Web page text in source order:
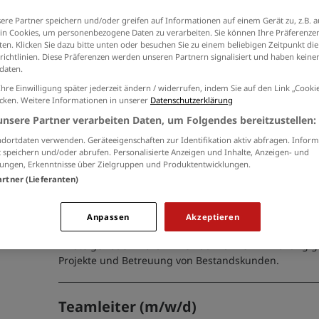
Ich willige in die Verarbeitung meiner Daten
derDatenschutzinformationenein.
Leider ergab die Suchanfrage keine passenden
Suchbegriff verwandte bzw. ähnliche Jobs.
Vertriebsmitarbeiter im
/ Düsseldorf, Duisburg,
Vertrieb als Außendienstmitarbeiter (m/w/d) gesucht!
flexible Arbeitszeiten und ein attraktives
Projekte und Betreuung von Bestandskunden.
Teamleiter (m/w/d)
Partner speichern und/oder greifen auf Informationen auf einem Gerät zu, z.B.
Cookies, um personenbezogene Daten zu verarbeiten. Sie können Ihre
Klicken Sie dazu bitte unten oder besuchen Sie zu einem beliebigen Zeitpunkt
Diese Präferenzen werden unseren Partnern signalisiert und haben
Einwilligung später jederzeit ändern / widerrufen, indem Sie auf den Link
Weitere Informationen in unserer Datenschutzerklärung
Partner verarbeiten Daten, um Folgendes bereitzustellen:
verwenden. Geräteeigenschaften zur Identifikation aktiv abfragen.
speichern und/oder abrufen. Personalisierte Anzeigen und Inhalte, Anzeigen- und
Erkenntnisse über Zielgruppen und Produktentwicklungen.
(Lieferanten)
Akzeptieren
Anpassen